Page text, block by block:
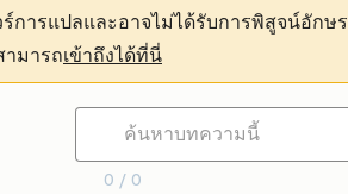
การแปลและอาจไม่ได้รับการพิสูจน์อักษร
มารถเข้าถึงได้ที่นี่
0 / 0